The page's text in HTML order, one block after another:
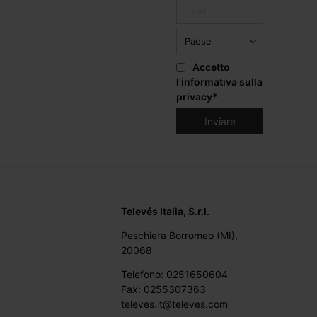
Accetto
l'informativa sulla
privacy*
Televés Italia, S.r.l.
Peschiera Borromeo (MI),
20068
Telefono: 0251650604
Fax: 0255307363
televes.it@televes.com